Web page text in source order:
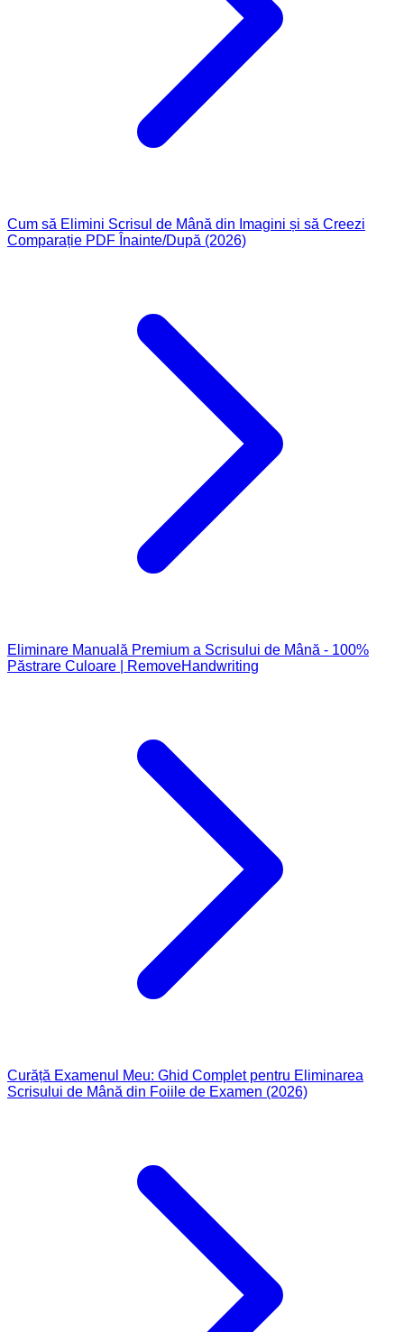
Cum să Elimini Scrisul de Mână din Imagini și să Creezi
Comparație PDF Înainte/După (2026)
Eliminare Manuală Premium a Scrisului de Mână - 100%
Păstrare Culoare | RemoveHandwriting
Curăță Examenul Meu: Ghid Complet pentru Eliminarea
Scrisului de Mână din Foiile de Examen (2026)